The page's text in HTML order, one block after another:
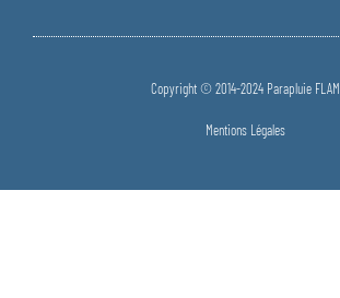
Copyright © 2014-2024 Parapluie FLAM
Mentions Légales